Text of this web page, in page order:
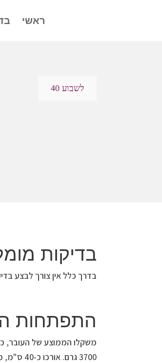
ראשי
לשבוע 40
בדיקות
בדרך כלל אין צורך לבצע
התפתחות
3700